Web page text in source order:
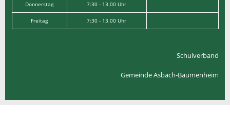
Donnerstag 7:30 - 13.00 Uhr
Freitag 7:30 - 13.00 Uhr
Schulverband
Gemeinde Asbach-Bäumenheim